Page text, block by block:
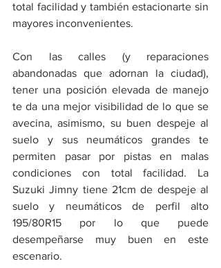
total facilidad y también estacionarte sin
mayores inconvenientes.
Con las calles (y reparaciones
abandonadas que adornan la ciudad),
tener una posición elevada de manejo
te da una mejor visibilidad de lo que se
avecina, asimismo, su buen despeje al
suelo y sus neumáticos grandes te
permiten pasar por pistas en malas
condiciones con total facilidad. La
Suzuki Jimny tiene 21cm de despeje al
suelo y neumáticos de perfil alto
195/80R15 por lo que puede
desempeñarse muy buen en este
escenario.